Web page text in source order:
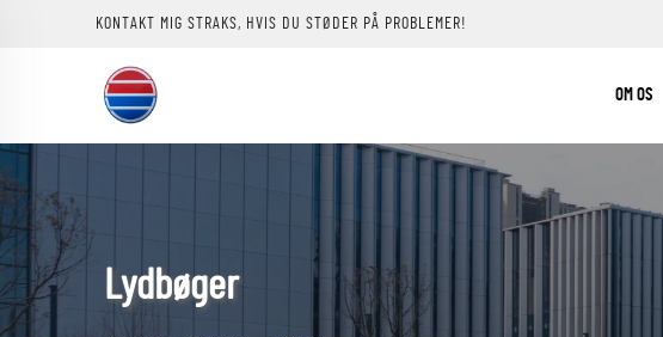
KONTAKT MIG STRAKS, HVIS DU STØDER PÅ PROBLEMER!
OM OS
Lydbøger